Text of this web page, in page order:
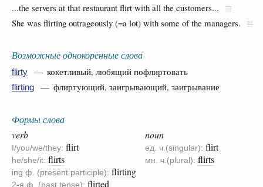
...the servers at that restaurant flirt with all the customers...
She was flirting outrageously (=a lot) with some of the managers.
Возможные однокоренные слова
flirty — кокетливый, любящий пофлиртовать
flirting — флиртующий, заигрывающий, заигрывание
Формы слова
verb
I/you/we/they: flirt
he/she/it: flirts
ing ф. (present participle): flirting
2-я ф. (past tense): flirted
noun
ед. ч.(singular): flirt
мн. ч.(plural): flirts